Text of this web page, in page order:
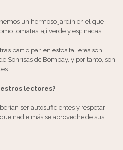
un hermoso jardín en el que
tomates, ají verde y espinacas.
participan en estos talleres son
Sonrisas de Bombay, y por tanto, son
lectores?
ser autosuficientes y respetar
nadie más se aproveche de sus